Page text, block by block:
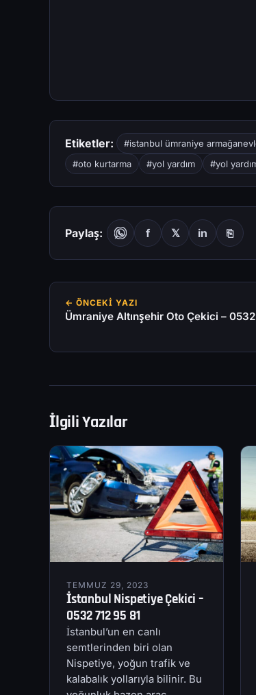
Etiketler: #istanbul ümraniye
#oto kurtarma
#yol yardım #yol
Paylaş: f 𝕏 in ⎘
← ÖNCEKI YAZI
Ümraniye Altınşehir Oto Çekici – 0532
İlgili Yazılar
TEMMUZ 29, 2023
İstanbul Nispetiye Çekici –
0532 712 95 81
İstanbul’un en canlı
semtlerinden biri olan
Nispetiye, yoğun trafik ve
kalabalık yollarıyla bilinir. Bu